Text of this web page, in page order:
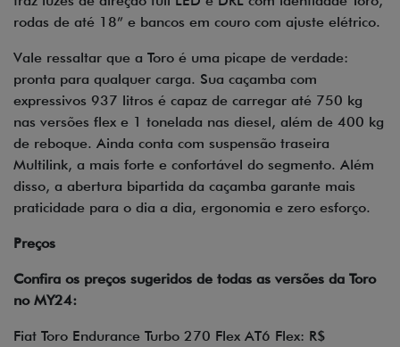
rodas de até 18” e bancos em couro com ajuste elétrico.
Vale ressaltar que a Toro é uma picape de verdade:
pronta para qualquer carga. Sua caçamba com
expressivos 937 litros é capaz de carregar até 750 kg
nas versões flex e 1 tonelada nas diesel, além de 400 kg
de reboque. Ainda conta com suspensão traseira
Multilink, a mais forte e confortável do segmento. Além
disso, a abertura bipartida da caçamba garante mais
praticidade para o dia a dia, ergonomia e zero esforço.
Preços
Confira os preços sugeridos de todas as versões da Toro
no MY24:
Fiat Toro Endurance Turbo 270 Flex AT6 Flex: R$